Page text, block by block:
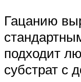
Гацанию
подходит
субстрат с